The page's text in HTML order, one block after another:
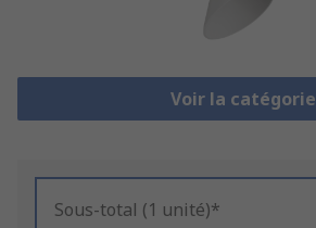
Voir la catégorie
Sous-total (1 unité)*